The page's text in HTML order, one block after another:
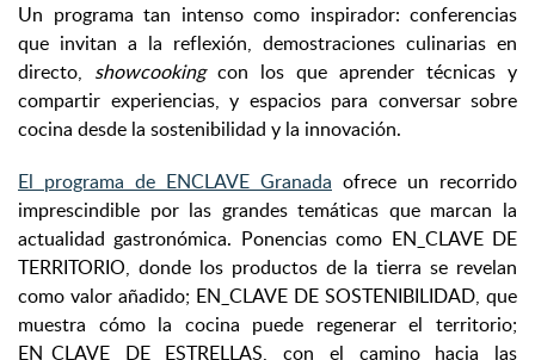
Un programa tan intenso como inspirador: conferencias
que invitan a la reflexión, demostraciones culinarias en
directo, showcookingcon los que aprender técnicas y
compartir experiencias, y espacios para conversar sobre
cocina desde la sostenibilidad y la innovación.
El programa de ENCLAVE Granada ofrece un recorrido
imprescindible por las grandes temáticas que marcan la
actualidad gastronómica. Ponencias como EN_CLAVE DE
TERRITORIO, donde los productos de la tierra se revelan
como valor añadido; EN_CLAVE DE SOSTENIBILIDAD, que
muestra cómo la cocina puede regenerar el territorio;
EN_CLAVE DE ESTRELLAS, con el camino hacia las